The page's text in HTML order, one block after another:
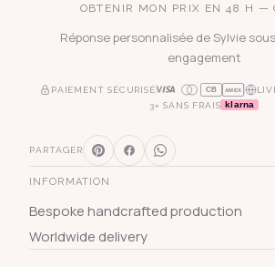
OBTENIR MON PRIX EN 48 H —
Réponse personnalisée de Sylvie
engagement
PAIEMENT SÉCURISÉ CB AMEX
3× SANS FRAIS klarna
PARTAGER
INFORMATION
Bespoke handcrafted production
Worldwide delivery